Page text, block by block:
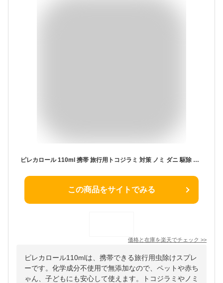
ピレカロール 110ml 携帯 旅行用トコジラミ 対策 ノミ ダニ 駆除 スプレー 寄せ付けない 部屋 蚊 コバエ ゴキブリ用 毛虫 無添加 化学成分不使用 殺虫剤 殺虫スプレー 虫除けスプレー 防虫 虫よけ 虫除け ペット 赤ちゃん 子ども 犬 猫 防虫剤 虫対策 キャンプ ゴキブリ 屋外
この商品をサイトでみる
価格と在庫を楽天でチェック >>
ピレカロール110mlは、携帯できる旅行用虫除けスプレ
ーです。化学成分不使用で無添加なので、ペットや赤ち
ゃん、子どもにも安心して使えます。トコジラミやノミ